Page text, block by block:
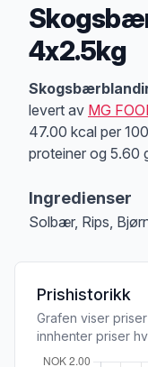
4x2.5kg
levert av MG
47.00 kcal per
proteiner og 5.60
Ingredienser
Solbær, Rips,
Prishistorikk
Grafen viser
innhenter priser